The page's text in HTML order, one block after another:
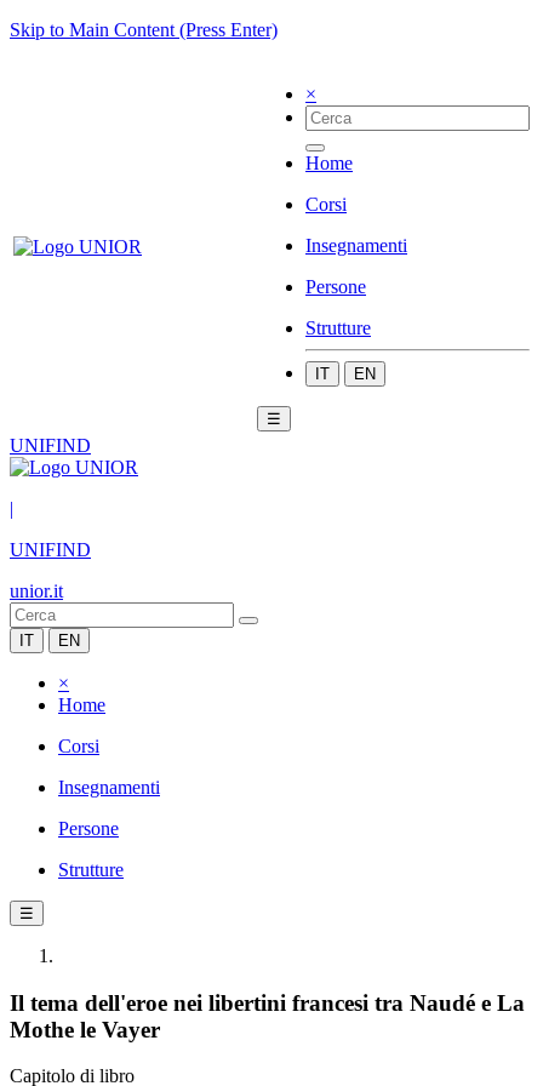
Skip to Main Content (Press Enter)
×
Home
Corsi
Insegnamenti
Persone
Strutture
IT EN
☰
UNIFIND
|
UNIFIND
unior.it
IT EN
×
Home
Corsi
Insegnamenti
Persone
Strutture
☰
Il tema dell'eroe nei libertini francesi tra Naudé e La
Mothe le Vayer
Capitolo di libro